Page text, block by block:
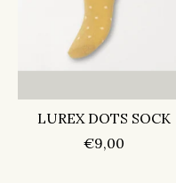
LUREX DOTS SOCK
€9,00